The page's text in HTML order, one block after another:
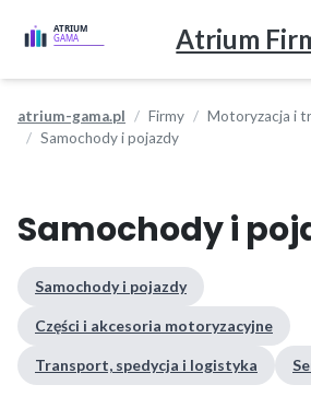
Atrium
atrium-gama.pl Firmy
Motoryzacja i
Samochody i pojazdy
Samochody i
Samochody i pojazdy
Części i akcesoria motoryzacyjne
Transport, spedycja i logistyka